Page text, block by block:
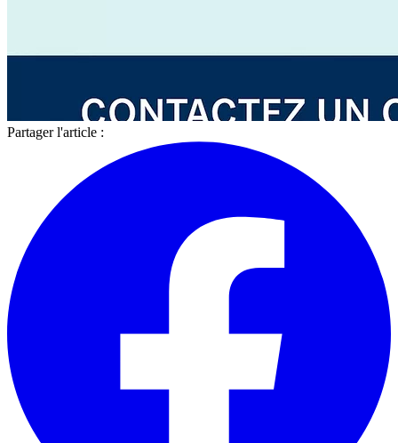
Partager l'article :